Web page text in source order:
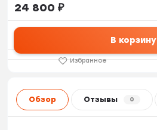
24 800 ₽
В корзину
Избранное
Обзор Отзывы 0